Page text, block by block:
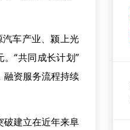
车产业、颍上光
“共同成长计划”
融资服务流程持续
建立在近年来阜